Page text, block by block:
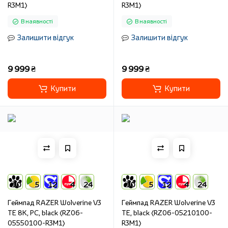
R3M1)
В наявності
Залишити відгук
9 999 ₴
Купити
R3M1)
В наявності
Залишити відгук
9 999 ₴
Купити
10 5 12 4 24
Геймпад RAZER Wolverine V3
TE 8K, PC, black (RZ06-
05550100-R3M1)
10 5 12 4 24
Геймпад RAZER Wolverine V3
TE, black (RZ06-05210100-
R3M1)